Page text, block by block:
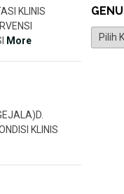
KLINIS
More
KLINIS
Genus